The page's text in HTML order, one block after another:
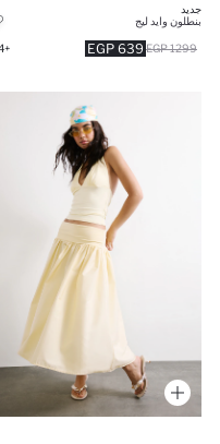
جديد
بنطلون وايد ليج
639 EGP 1299 EGP
+4